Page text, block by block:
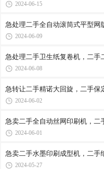
2024-06-15
急处理二手全自动滚筒式平型
2024-06-09
急处理二手卫生纸复卷机，二手
2024-06-08
急转让二手精诺大回旋，二手
2024-06-02
急卖二手全自动丝网印刷机，二
2024-06-01
急卖二手水墨印刷成型机，二手
2024-05-27